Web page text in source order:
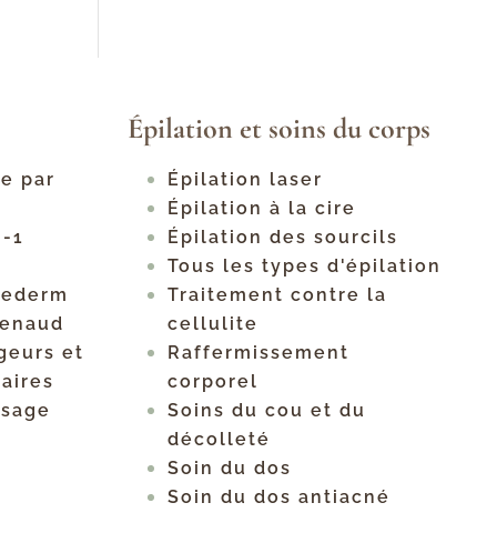
par
1
et
Épilation et soins du corps
Épilation laser
Épilation à la cire
Épilation des sourcils
Tous les types d'épilation
Traitement contre la
cellulite
Raffermissement
corporel
Soins du cou et du
décolleté
Soin du dos
Soin du dos antiacné